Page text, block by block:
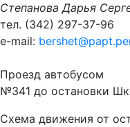
Степанова Дарья
тел. (342) 297-37-96
e-mail:
Проезд автобусом
№341 до остановки
Схема движения от